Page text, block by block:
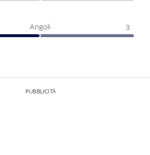
Angoli 3
PUBBLICITÀ